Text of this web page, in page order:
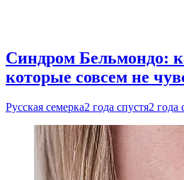
Синдром Бельмондо:
которые совсем не
Русская семерка2 года спустя2 года